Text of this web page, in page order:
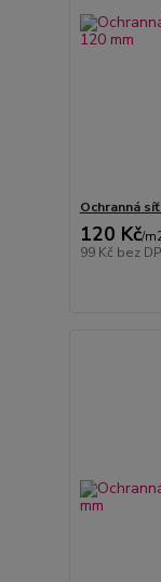
Ochranná
120 Kč/
99 Kč bez